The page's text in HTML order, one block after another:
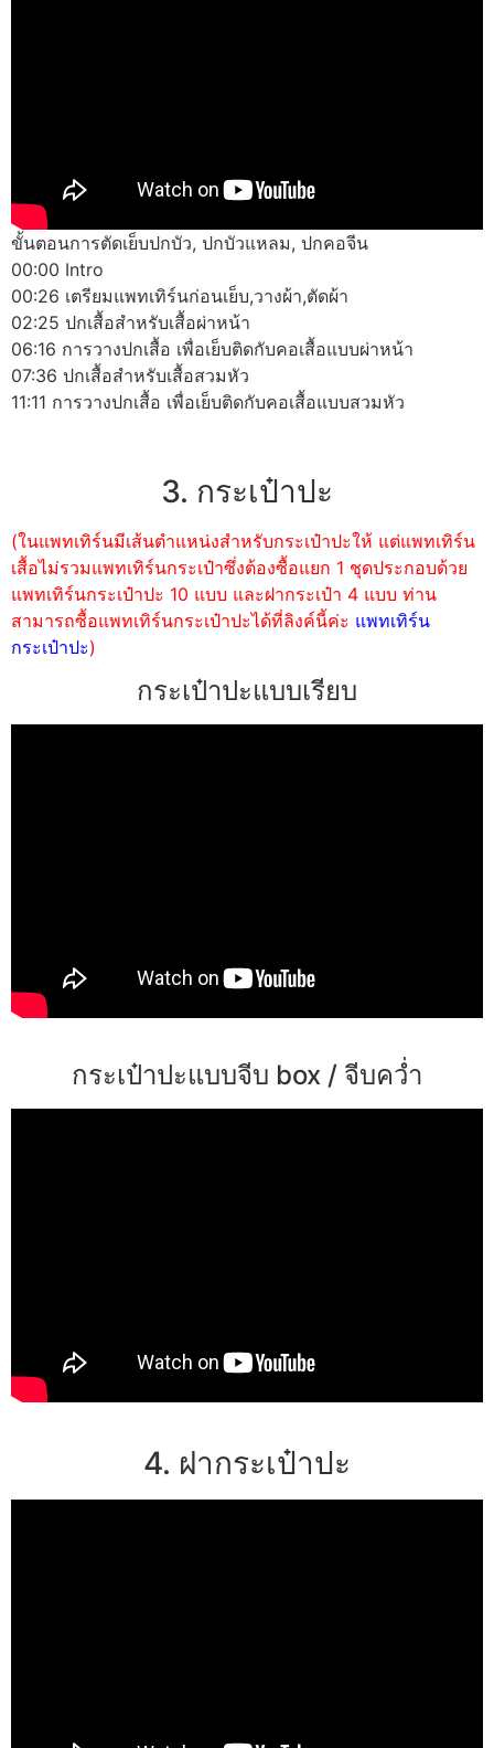
ขั้นตอนการตัดเย็บปกบัว, ปกบัวแหลม, ปกคอจีน
00:00 Intro
00:26 เตรียมแพทเทิร์นก่อนเย็บ,วางผ้า,ตัดผ้า
02:25 ปกเสื้อสำหรับเสื้อผ่าหน้า
06:16 การวางปกเสื้อ เพื่อเย็บติดกับคอเสื้อแบบผ่าหน้า
07:36 ปกเสื้อสำหรับเสื้อสวมหัว
11:11 การวางปกเสื้อ เพื่อเย็บติดกับคอเสื้อแบบสวมหัว
3. กระเป๋าปะ
(ในแพทเทิร์นมีเส้นตำแหน่งสำหรับกระเป๋าปะให้ แต่แพทเทิร์น
เสื้อไม่รวมแพทเทิร์นกระเป๋าซึ่งต้องซื้อแยก 1 ชุดประกอบด้วย
แพทเทิร์นกระเป๋าปะ 10 แบบ และฝากระเป๋า 4 แบบ ท่าน
สามารถซื้อแพทเทิร์นกระเป๋าปะได้ที่ลิงค์นี้ค่ะ แพทเทิร์น
กระเป๋าปะ)
กระเป๋าปะแบบเรียบ
กระเป๋าปะแบบจีบ box / จีบคว่ำ
4. ฝากระเป๋าปะ